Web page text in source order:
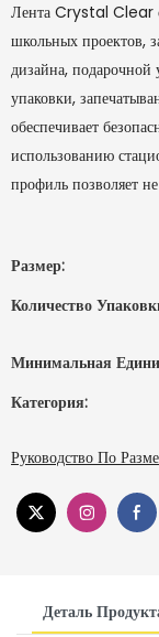
Лента Crystal Clear
школьных проектов,
дизайна, подарочной
упаковки,
обеспечивает
использованию
профиль позволяет
Размер:
Количество
Минимальная
Категория:
Руководство По
Деталь